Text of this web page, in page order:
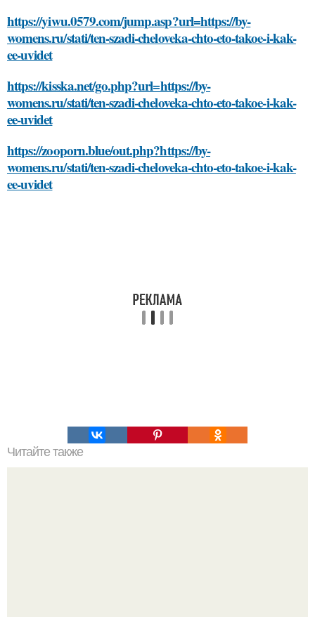
https://yiwu.0579.com/jump.asp?url=https://by-
womens.ru/stati/ten-szadi-cheloveka-chto-eto-takoe-i-kak-
ee-uvidet
https://kisska.net/go.php?url=https://by-
womens.ru/stati/ten-szadi-cheloveka-chto-eto-takoe-i-kak-
ee-uvidet
https://zooporn.blue/out.php?https://by-
womens.ru/stati/ten-szadi-cheloveka-chto-eto-takoe-i-kak-
ee-uvidet
Читайте также